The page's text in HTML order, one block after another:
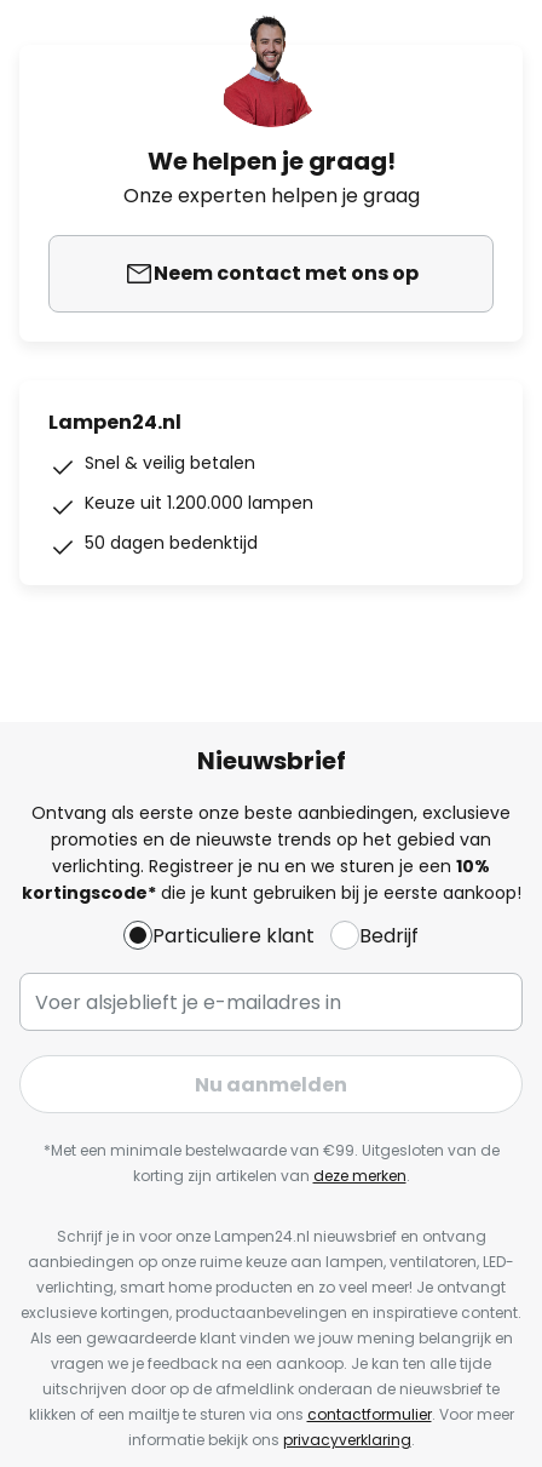
We helpen je graag!
Onze experten helpen je graag
Neem contact met ons op
Lampen24.nl
Snel & veilig betalen
Keuze uit 1.200.000 lampen
50 dagen bedenktijd
Nieuwsbrief
Ontvang als eerste onze beste aanbiedingen, exclusieve
promoties en de nieuwste trends op het gebied van
verlichting. Registreer je nu en we sturen je een 10%
kortingscode*die je kunt gebruiken bij je eerste aankoop!
Particuliere klant Bedrijf
Nu aanmelden
*Met een minimale bestelwaarde van €99. Uitgesloten van de
korting zijn artikelen van deze merken.
Schrijf je in voor onze Lampen24.nl nieuwsbrief en ontvang
aanbiedingen op onze ruime keuze aan lampen, ventilatoren, LED-
verlichting, smart home producten en zo veel meer! Je ontvangt
exclusieve kortingen, productaanbevelingen en inspiratieve content.
Als een gewaardeerde klant vinden we jouw mening belangrijk en
vragen we je feedback na een aankoop. Je kan ten alle tijde
uitschrijven door op de afmeldlink onderaan de nieuwsbrief te
klikken of een mailtje te sturen via ons contactformulier. Voor meer
informatie bekijk ons privacyverklaring.